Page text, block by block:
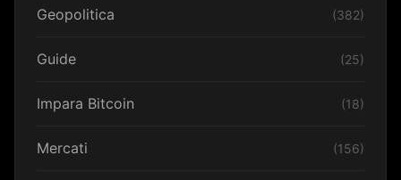
Geopolitica (382)
Guide (25)
Impara Bitcoin (18)
Mercati (156)